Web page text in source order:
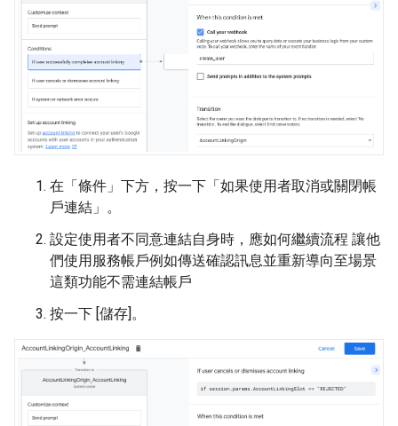
在「條件」 下方，按一下「如果使用者取消或關閉帳
戶連結 」。
設定使用者不同意連結自身時，應如何繼續流程 讓他
們使用服務帳戶例如傳送確認訊息並重新導向至場景
這類功能不需連結帳戶
按一下 [儲存]。